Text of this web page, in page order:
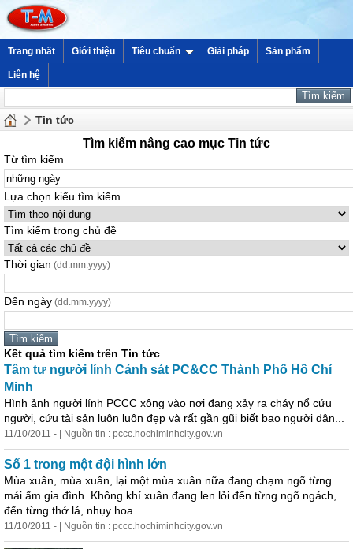
Trang nhất Giới thiệu Tiêu chuẩn Giải pháp Sản phẩm
Liên hệ
Tin tức
Tìm kiếm nâng cao mục Tin tức
Từ tìm kiếm
Lựa chọn kiểu tìm kiếm
Tìm kiếm trong chủ đề
Thời gian (dd.mm.yyyy)
Đến ngày (dd.mm.yyyy)
Kết quả tìm kiếm trên Tin tức
Tâm tư người lính Cảnh sát PC&CC Thành Phố Hồ Chí
Minh
Hình ảnh người lính PCCC xông vào nơi đang xảy ra cháy nổ cứu
người, cứu tài sản luôn luôn đẹp và rất gần gũi biết bao người dân...
11/10/2011 - | Nguồn tin : pccc.hochiminhcity.gov.vn
Số 1 trong một đội hình lớn
Mùa xuân, mùa xuân, lại một mùa xuân nữa đang chạm ngõ từng
mái ấm gia đình. Không khí xuân đang len lỏi đến từng ngõ ngách,
đến từng thớ lá, nhụy hoa...
11/10/2011 - | Nguồn tin : pccc.hochiminhcity.gov.vn